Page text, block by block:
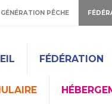
GÉNÉRATION PÊCHE
FÉDÉRATION